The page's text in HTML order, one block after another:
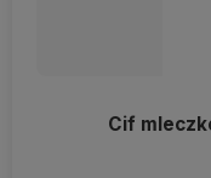
Cif